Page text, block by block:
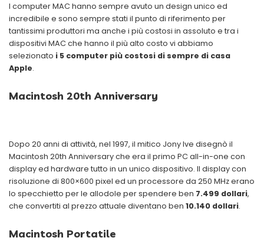
I computer MAC hanno sempre avuto un design unico ed
incredibile e sono sempre stati il punto di riferimento per
tantissimi produttori ma anche i più costosi in assoluto e tra i
dispositivi MAC che hanno il più alto costo vi abbiamo
selezionato i 5 computer più costosi di sempre di casa
Apple.
Macintosh 20th Anniversary
Dopo 20 anni di attività, nel 1997, il mitico Jony Ive disegnò il
Macintosh 20th Anniversary che era il primo PC all-in-one con
display ed hardware tutto in un unico dispositivo. Il display con
risoluzione di 800×600 pixel ed un processore da 250 MHz erano
lo specchietto per le allodole per spendere ben 7.499 dollari,
che convertiti al prezzo attuale diventano ben 10.140 dollari.
Macintosh Portatile